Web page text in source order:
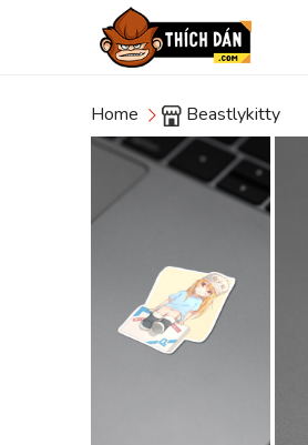
Home Beastlykitty